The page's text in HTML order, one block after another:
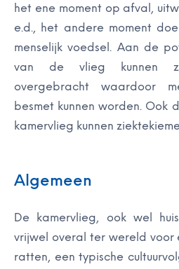
het ene moment op afval,
e.d., het andere moment
menselijk voedsel. Aan de
van de vlieg kunnen
overgebracht waardoor
besmet kunnen worden. Ook
kamervlieg kunnen
Algemeen
De kamervlieg, ook wel
vrijwel overal ter wereld voor
ratten, een typische